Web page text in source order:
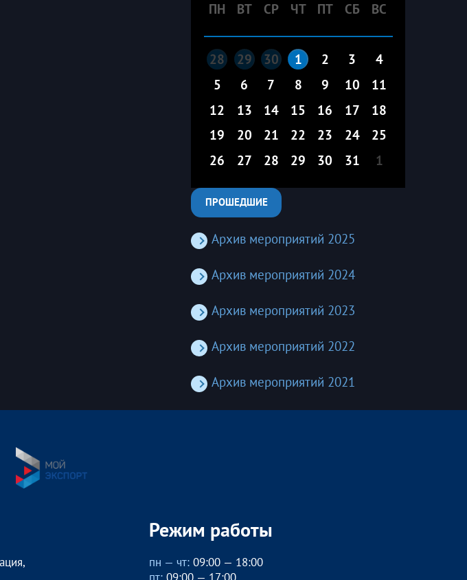
ПН ВТ СР ЧТ ПТ СБ ВС
28 29 30 1 2 3
4
5
6 7 8 9 10
11
12
13 14 15 16 17
18
19
20 21 22 23 24
25
26
27 28 29 30 31 1
ПРОШЕДШИЕ
Архив мероприятий 2025
Архив мероприятий 2024
Архив мероприятий 2023
Архив мероприятий 2022
Архив мероприятий 2021
Режим работы
пн — чт: 09:00 — 18:00
пт: 09:00 — 17:00